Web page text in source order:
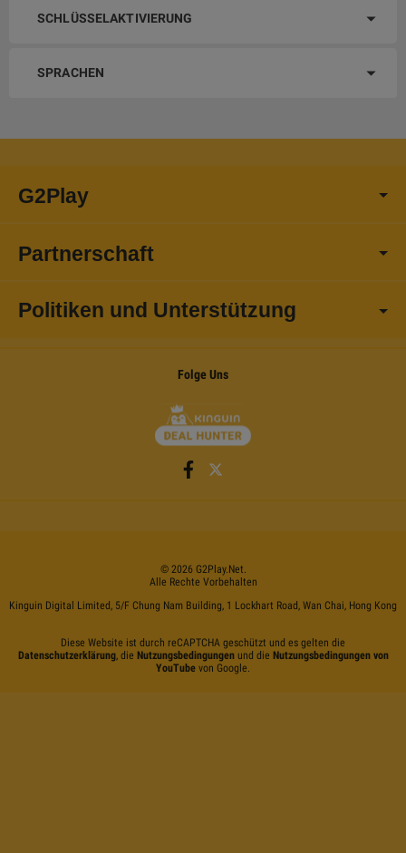
SCHLÜSSELAKTIVIERUNG
SPRACHEN
G2Play
Partnerschaft
Politiken und Unterstützung
Folge Uns
© 2026 G2Play.net.
Alle Rechte Vorbehalten
Kinguin Digital Limited, 5/F Chung Nam Building, 1 Lockhart Road, Wan Chai, Hong Kong
Diese Website ist durch reCAPTCHA geschützt und es gelten die
Datenschutzerklärung, die Nutzungsbedingungenund die Nutzungsbedingungen von
YouTube von Google.